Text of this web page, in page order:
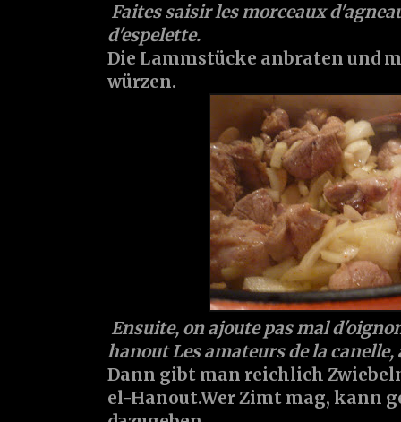
Faites saisir les morceaux
d'espelette.
Die Lammstücke anbraten und
würzen.
Ensuite, on ajoute pas mal
hanout Les amateurs de la
Dann gibt man reichlich
el-Hanout.Wer Zimt mag, kann